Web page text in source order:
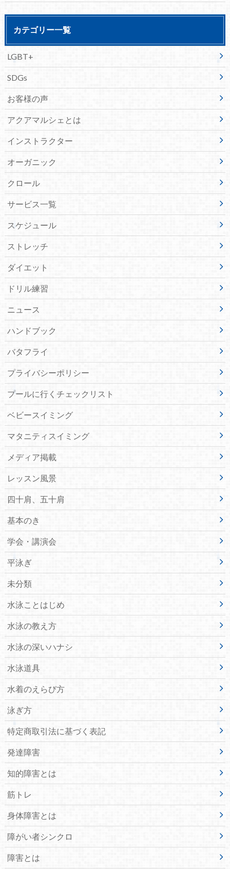
カテゴリー一覧
LGBT+
SDGs
お客様の声
アクアマルシェとは
インストラクター
オーガニック
クロール
サービス一覧
スケジュール
ストレッチ
ダイエット
ドリル練習
ニュース
ハンドブック
バタフライ
プライバシーポリシー
プールに行くチェックリスト
ベビースイミング
マタニティスイミング
メディア掲載
レッスン風景
四十肩、五十肩
基本のき
学会・講演会
平泳ぎ
未分類
水泳ことはじめ
水泳の教え方
水泳の深いハナシ
水泳道具
水着のえらび方
泳ぎ方
特定商取引法に基づく表記
発達障害
知的障害とは
筋トレ
身体障害とは
障がい者シンクロ
障害とは